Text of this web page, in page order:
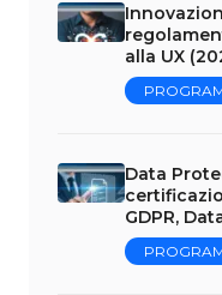
alla UX
Data
GDPR,